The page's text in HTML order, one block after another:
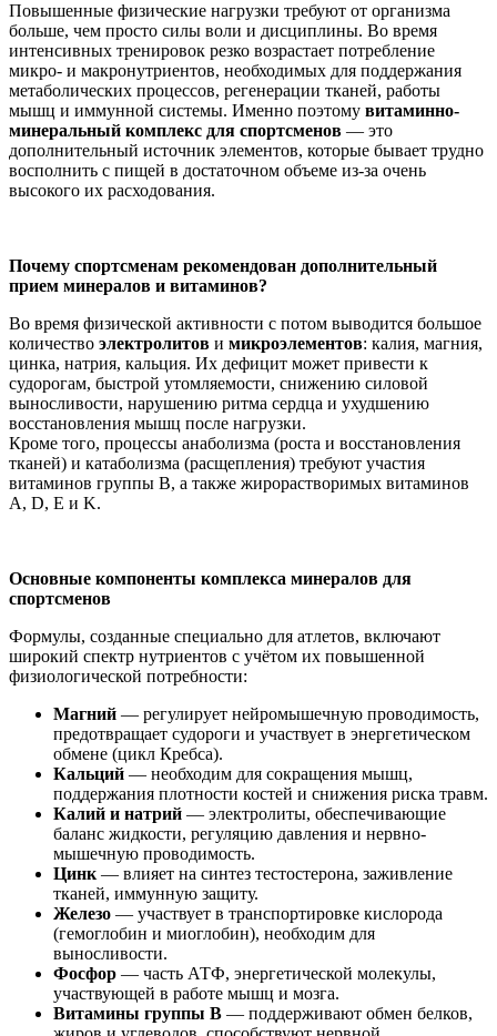
Повышенные физические нагрузки требуют от организма
больше, чем просто силы воли и дисциплины. Во время
интенсивных тренировок резко возрастает потребление
микро- и макронутриентов, необходимых для поддержания
метаболических процессов, регенерации тканей, работы
мышц и иммунной системы. Именно поэтому витаминно-
минеральный комплекс для спортсменов — это
дополнительный источник элементов, которые бывает трудно
восполнить с пищей в достаточном объеме из-за очень
высокого их расходования.
Почему спортсменам рекомендован дополнительный
прием минералов и витаминов?
Во время физической активности с потом выводится большое
количество электролитов и микроэлементов: калия, магния,
цинка, натрия, кальция. Их дефицит может привести к
судорогам, быстрой утомляемости, снижению силовой
выносливости, нарушению ритма сердца и ухудшению
восстановления мышц после нагрузки.
Кроме того, процессы анаболизма (роста и восстановления
тканей) и катаболизма (расщепления) требуют участия
витаминов группы B, а также жирорастворимых витаминов
A, D, E и K.
Основные компоненты комплекса минералов для
спортсменов
Формулы, созданные специально для атлетов, включают
широкий спектр нутриентов с учётом их повышенной
физиологической потребности:
Магний — регулирует нейромышечную проводимость,
предотвращает судороги и участвует в энергетическом
обмене (цикл Кребса).
Кальций — необходим для сокращения мышц,
поддержания плотности костей и снижения риска травм.
Калий и натрий — электролиты, обеспечивающие
баланс жидкости, регуляцию давления и нервно-
мышечную проводимость.
Цинк — влияет на синтез тестостерона, заживление
тканей, иммунную защиту.
Железо — участвует в транспортировке кислорода
(гемоглобин и миоглобин), необходим для
выносливости.
Фосфор — часть АТФ, энергетической молекулы,
участвующей в работе мышц и мозга.
Витамины группы B — поддерживают обмен белков,